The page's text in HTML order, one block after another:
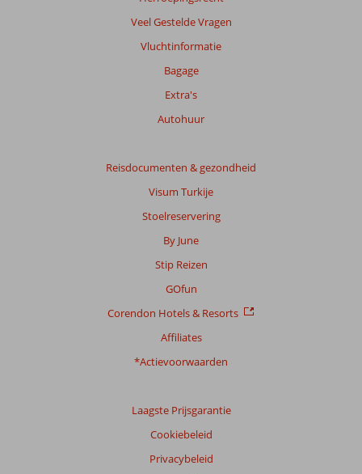
Veel Gestelde Vragen
Vluchtinformatie
Bagage
Extra's
Autohuur
Reisdocumenten & gezondheid
Visum Turkije
Stoelreservering
By June
Stip Reizen
GOfun
Corendon Hotels & Resorts
Affiliates
*Actievoorwaarden
Laagste Prijsgarantie
Cookiebeleid
Privacybeleid